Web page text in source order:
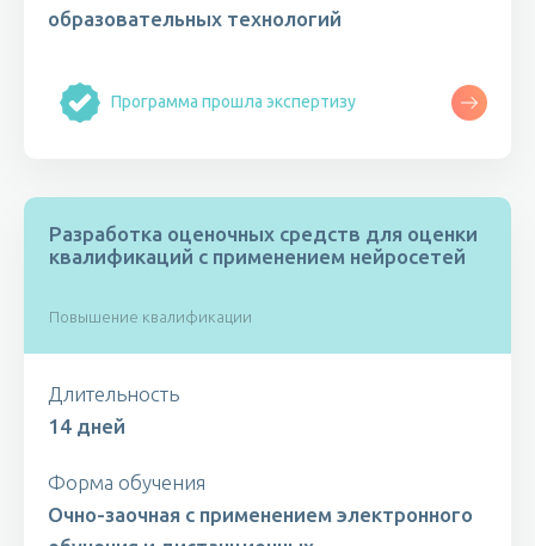
образовательных технологий
Программа прошла экспертизу
Разработка оценочных средств для оценки
квалификаций с применением нейросетей
Повышение квалификации
Длительность
14 дней
Форма обучения
Очно-заочная с применением электронного